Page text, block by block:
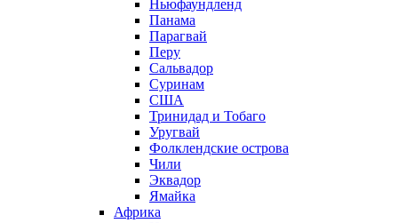
Ньюфаундленд
Панама
Парагвай
Перу
Сальвадор
Суринам
США
Тринидад и Тобаго
Уругвай
Фолклендские острова
Чили
Эквадор
Ямайка
Африка